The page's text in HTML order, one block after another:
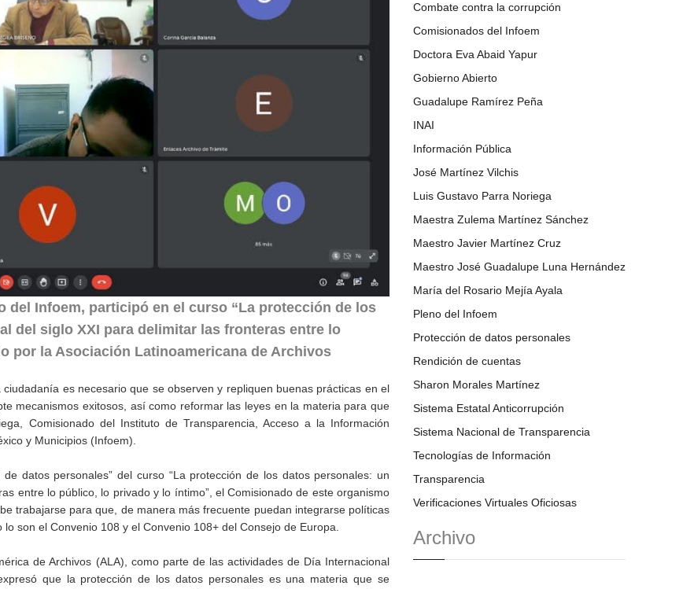
del Infoem, participó en el curso “La protección de los
del siglo XXI para delimitar las fronteras entre lo
por la Asociación Latinoamericana de Archivos
es necesario que se observen y repliquen buenas prácticas en el
mecanismos exitosos, así como reformar las leyes en la materia para que
Comisionado del Instituto de Transparencia, Acceso a la Información
y Municipios (Infoem).
datos personales” del curso “La protección de los datos personales: un
entre lo público, lo privado y lo íntimo”, el Comisionado de este organismo
trabajarse para que, de manera más frecuente puedan integrarse políticas
son el Convenio 108 y el Convenio 108+ del Consejo de Europa.
de Archivos (ALA), como parte de las actividades de Día Internacional
que la protección de los datos personales es una materia que se
Combate contra la corrupción
Comisionados del Infoem
Doctora Eva Abaid Yapur
Gobierno Abierto
Guadalupe Ramírez Peña
INAI
Información Pública
José Martínez Vilchis
Luis Gustavo Parra Noriega
Maestra Zulema Martínez Sánchez
Maestro Javier Martínez Cruz
Maestro José Guadalupe Luna Hernández
María del Rosario Mejía Ayala
Pleno del Infoem
Protección de datos personales
Rendición de cuentas
Sharon Morales Martínez
Sistema Estatal Anticorrupción
Sistema Nacional de Transparencia
Tecnologías de Información
Transparencia
Verificaciones Virtuales Oficiosas
Archivo